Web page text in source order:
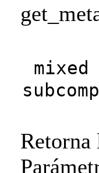
mixed
Retorna